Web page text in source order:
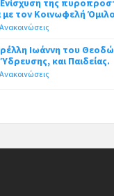
της
τον Κοινωφελή
Ανακοινώσεις
Ιωάννη του
και Παιδείας.
Ανακοινώσεις